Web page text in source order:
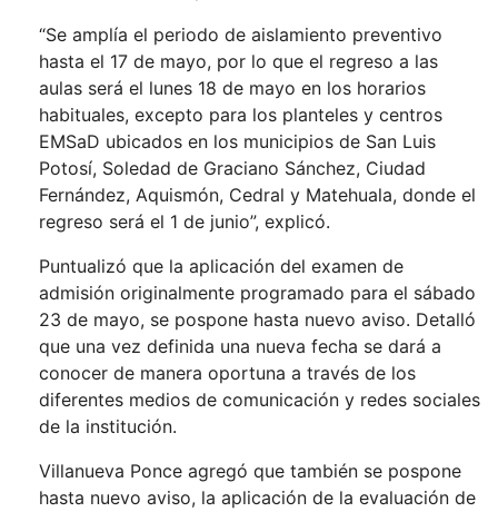
“Se amplía el periodo de aislamiento preventivo
hasta el 17 de mayo, por lo que el regreso a las
aulas será el lunes 18 de mayo en los horarios
habituales, excepto para los planteles y centros
EMSaD ubicados en los municipios de San Luis
Potosí, Soledad de Graciano Sánchez, Ciudad
Fernández, Aquismón, Cedral y Matehuala, donde el
regreso será el 1 de junio”, explicó.
Puntualizó que la aplicación del examen de
admisión originalmente programado para el sábado
23 de mayo, se pospone hasta nuevo aviso. Detalló
que una vez definida una nueva fecha se dará a
conocer de manera oportuna a través de los
diferentes medios de comunicación y redes sociales
de la institución.
Villanueva Ponce agregó que también se pospone
hasta nuevo aviso, la aplicación de la evaluación de